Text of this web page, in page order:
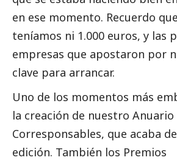
en ese momento. Recuerdo
teníamos ni 1.000 euros, y las
empresas que apostaron por
clave para arrancar.
Uno de los momentos más
la creación de nuestro Anuario
Corresponsables, que acaba
edición. También los Premios